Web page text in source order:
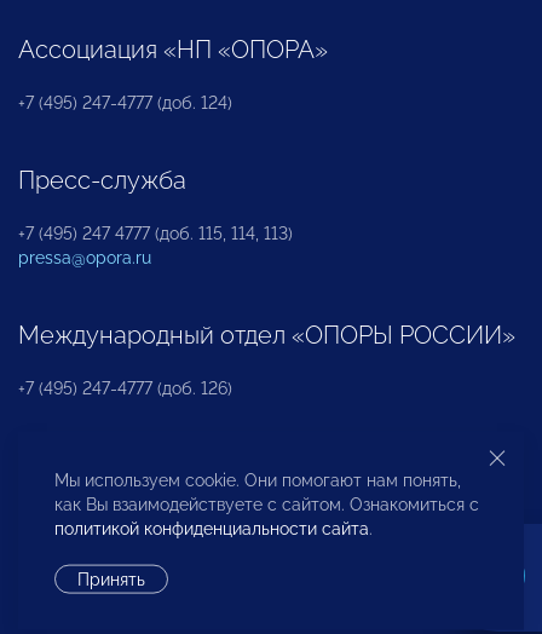
Ассоциация «НП «ОПОРА»
+7 (495) 247-4777 (доб. 124)
Пресс-служба
+7 (495) 247 4777 (доб. 115, 114, 113)
pressa@opora.ru
Международный отдел «ОПОРЫ РОССИИ»
+7 (495) 247-4777 (доб. 126)
Бюро по защите прав предпринимателей и
инвесторов
Мы используем cookie. Они помогают нам понять,
как Вы взаимодействуете с сайтом. Ознакомиться с
политикой конфиденциальности сайта.
Принять